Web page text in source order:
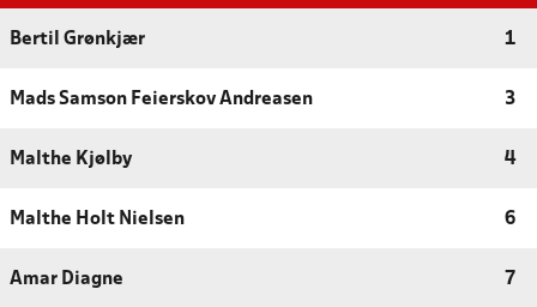
Bertil Grønkjær 1
Mads Samson Feierskov Andreasen 3
Malthe Kjølby 4
Malthe Holt Nielsen 6
Amar Diagne 7